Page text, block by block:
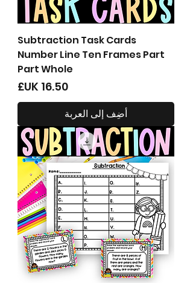
Subtraction Task Cards
Number Line Ten Frames Part
Part Whole
السعر
أضِف إلى العربة